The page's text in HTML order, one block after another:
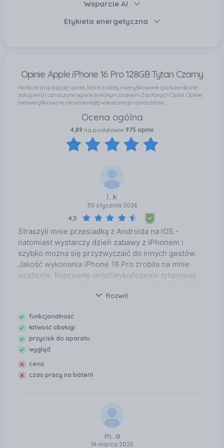
Wsparcie AI
Etykieta energetyczna
Opinie Apple iPhone 16 Pro 128GB Tytan Czarny
Na liście znajdują się opinie, które zostały zweryfikowane (potwierdzone
zakupem) i oznaczone są one zielonym znakiem Zaufanych Opinii. Opinie
niezweryfikowane nie posiadają wskazanego oznaczenia.
Ocena ogólna
4,89 na podstawie 975 opinii
l...k
30 stycznia 2026
4,5
Straszyli mnie przesiadką z Androida na iOS -
natomiast wystarczy dzień zabawy z iPhonem i
szybko można się przyzwyczaić do innych gestów.
Jakość wykonania iPhone 16 Pro zrobiła na mnie
wrażenie. Naprawdę detal/wykończenie tytanowej
video - to jest niebywałe jak w takim małym
video. Fotografuję zawodowo od 15 lat, pracuje na
profesjonalnym sprzęcie i naprawdę nie
spodziewałem się cudów. Przyznaję, że teraz dwa
razy się zastanowię zanim wezmę w góry Nikona Z6II
- waga ma znaczenie, jakość iPhone w zupełności mi
wystarczy ;) Od lat używałem Mac Minii - teraz
ekosystemu - ale zapowiada się wyśmienicie.
Oczywiście nie jest idealnie i kolorowo - bateria.
Bateria mogłaby trzymać dłużej. Używałem przez 6
lat Huawei P30 (nie PRO) w połączeniu z smartwatch
Rozwiń
funkcjonalność
łatwość obsługi
przycisk do aparatu
wygląd
cena
czas pracy na baterii
m...a
14 marca 2025